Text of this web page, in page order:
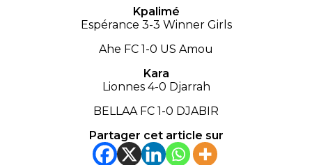
Kpalimé
Espérance 3-3 Winner Girls
Ahe FC 1-0 US Amou
Kara
Lionnes 4-0 Djarrah
BELLAA FC 1-0 DJABIR
Partager cet article sur